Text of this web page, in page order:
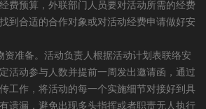
费预算，外联部门人员要对活动所需的经费
到合适的合作对象或对活动经费申请做好安
资准备。活动负责人根据活动计划表联络安
活动参与人数并提前一周发出邀请函，通过
工作，将活动的每一个实施细节对接好到具
遗漏，避免出现多头指挥或者职责无人执行